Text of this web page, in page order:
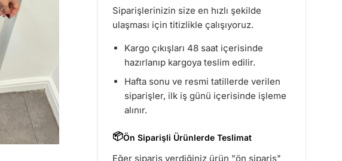
Siparişlerinizin size en hızlı şekilde
ulaşması için titizlikle çalışıyoruz.
Kargo çıkışları 48 saat içerisinde
hazırlanıp kargoya teslim edilir.
Hafta sonu ve resmi tatillerde verilen
siparişler, ilk iş günü içerisinde işleme
alınır.
📦Ön Siparişli Ürünlerde Teslimat
Eğer sipariş verdiğiniz ürün "ön sipariş"